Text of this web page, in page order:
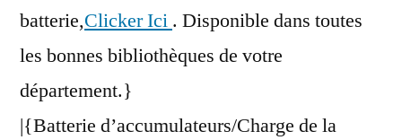
batterie,Clicker Ici . Disponible dans toutes
les bonnes bibliothèques de votre
département.}
|{Batterie d’accumulateurs/Charge de la